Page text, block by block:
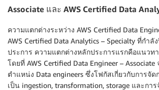
Associate และ AWS Certified Data
ความแตกต่างระหว่าง AWS Certified Data
AWS Certified Data Analytics – Specialty ที่กํา
ประการ ความแตกต่างหลักประการแรกคือแนวท
โดยที่ AWS Certified Data Engineer – Associate
ตำแหน่ง Data engineers ซึ่งโฟกัสเกี่ยวกับการจั
เป็น ingestion, transformation, storage และกา